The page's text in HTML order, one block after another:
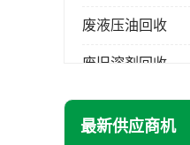
废液压油回收
废旧溶剂回收
东莞回收废溶剂
最新供应商机